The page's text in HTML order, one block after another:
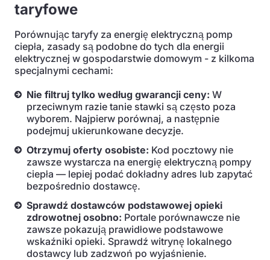
taryfowe
Porównując taryfy za energię elektryczną pomp
ciepła, zasady są podobne do tych dla energii
elektrycznej w gospodarstwie domowym - z kilkoma
specjalnymi cechami:
Nie filtruj tylko według gwarancji ceny: W
przeciwnym razie tanie stawki są często poza
wyborem. Najpierw porównaj, a następnie
podejmuj ukierunkowane decyzje.
Otrzymuj oferty osobiste: Kod pocztowy nie
zawsze wystarcza na energię elektryczną pompy
ciepła — lepiej podać dokładny adres lub zapytać
bezpośrednio dostawcę.
Sprawdź dostawców podstawowej opieki
zdrowotnej osobno: Portale porównawcze nie
zawsze pokazują prawidłowe podstawowe
wskaźniki opieki. Sprawdź witrynę lokalnego
dostawcy lub zadzwoń po wyjaśnienie.